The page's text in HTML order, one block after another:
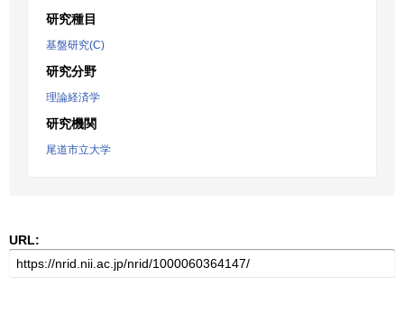
研究種目
基盤研究(C)
研究分野
理論経済学
研究機関
尾道市立大学
URL: